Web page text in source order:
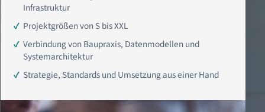
Infrastruktur
Projektgrößen von S bis XXL
Verbindung von Baupraxis, Datenmodellen und
Systemarchitektur
Strategie, Standards und Umsetzung aus einer Hand